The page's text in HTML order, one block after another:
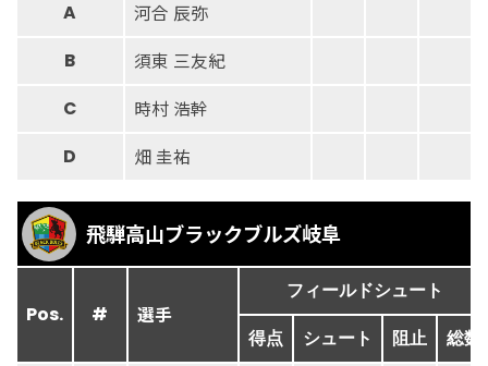
A 河合 辰弥
B 須東 三友紀
C 時村 浩幹
D 畑 圭祐
飛騨高山ブラックブルズ岐阜
Pos. # 選手
フィールドシュート
得点 シュート 阻止 総数